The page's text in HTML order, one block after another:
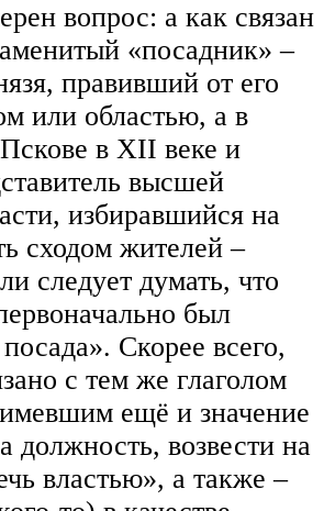
вопрос: а как связан
«посадник» –
правивший от его
или областью, а в
в ХII веке и
высшей
избиравшийся на
сходом жителей –
следует думать, что
был
Скорее всего,
с тем же глаголом
ещё и значение
должность, возвести на
властью», а также –